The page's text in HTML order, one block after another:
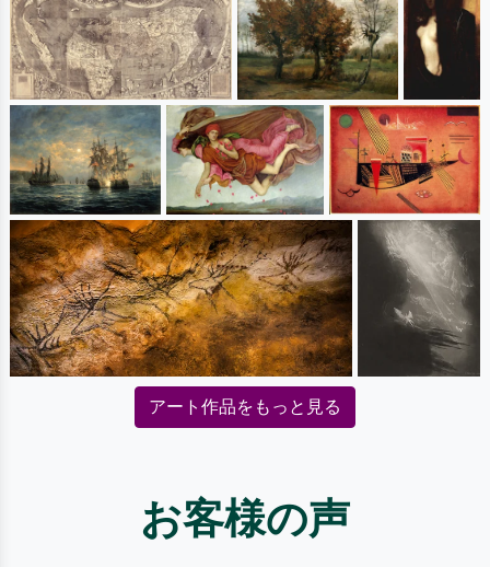
アート作品をもっと見る
お客様の声